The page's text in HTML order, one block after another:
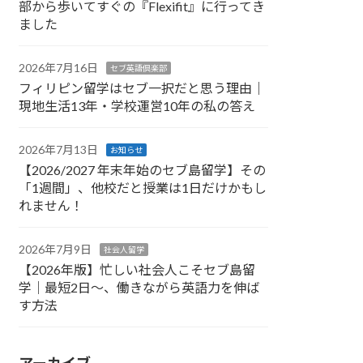
部から歩いてすぐの『Flexifit』に行ってき
ました
2026年7月16日 セブ英語倶楽部
フィリピン留学はセブ一択だと思う理由｜
現地生活13年・学校運営10年の私の答え
2026年7月13日 お知らせ
【2026/2027 年末年始のセブ島留学】その
「1週間」、他校だと授業は1日だけかもし
れません！
2026年7月9日 社会人留学
【2026年版】忙しい社会人こそセブ島留
学｜最短2日〜、働きながら英語力を伸ば
す方法